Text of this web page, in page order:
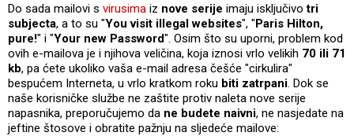
Do sada mailovi s virusima iz nove serije imaju isključivotri
subjecta, a to su "You visit illegal websites", "Paris Hilton,
pure!" i "Your new Password". Osim što su uporni, problem kod
ovih e-mailova je i njihova veličina, koja iznosi vrlo velikih 70 ili 71
kb, pa ćete ukoliko vaša e-mail adresa češće "cirkulira"
bespućem Interneta, u vrlo kratkom roku biti zatrpani. Dok se
naše korisničke službe ne zaštite protiv naleta nove serije
napasnika, preporučujemo da ne budete naivni, ne nasjedate na
jeftine štosove i obratite pažnju na sljedeće mailove: